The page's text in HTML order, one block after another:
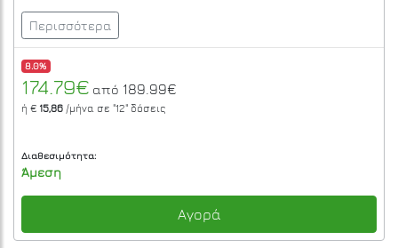
Περισσότερα
8.0%
174.79€ από 189.99€
ή € 15,86 /μήνα σε "12" δόσεις
Διαθεσιμότητα:
Άμεση
Αγορά